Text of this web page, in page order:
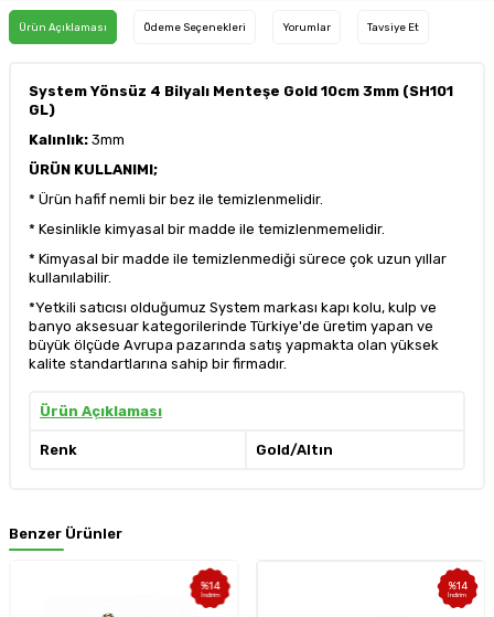
Ürün Açıklaması Ödeme Seçenekleri Yorumlar Tavsiye Et
System Yönsüz 4 Bilyalı Menteşe Gold 10cm 3mm (SH101
GL)
Kalınlık: 3mm
ÜRÜN KULLANIMI;
* Ürün hafif nemli bir bez ile temizlenmelidir.
* Kesinlikle kimyasal bir madde ile temizlenmemelidir.
* Kimyasal bir madde ile temizlenmediği sürece çok uzun yıllar
kullanılabilir.
*Yetkili satıcısı olduğumuz System markası kapı kolu, kulp ve
banyo aksesuar kategorilerinde Türkiye'de üretim yapan ve
büyük ölçüde Avrupa pazarında satış yapmakta olan yüksek
kalite standartlarına sahip bir firmadır.
Ürün Açıklaması
Renk Gold/Altın
Benzer Ürünler